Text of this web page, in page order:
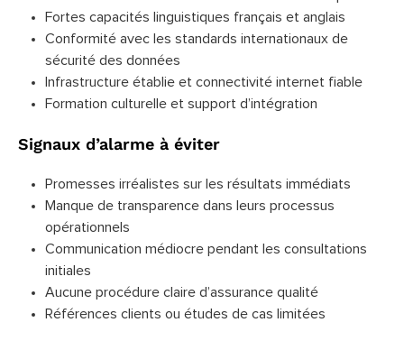
Fortes capacités linguistiques français et anglais
Conformité avec les standards internationaux de
sécurité des données
Infrastructure établie et connectivité internet fiable
Formation culturelle et support d’intégration
Signaux d’alarme à éviter
Promesses irréalistes sur les résultats immédiats
Manque de transparence dans leurs processus
opérationnels
Communication médiocre pendant les consultations
initiales
Aucune procédure claire d’assurance qualité
Références clients ou études de cas limitées